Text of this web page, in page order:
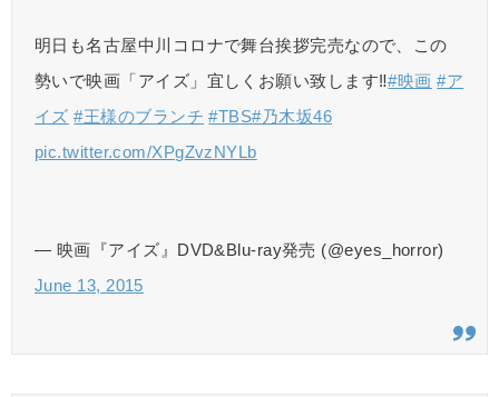
明日も名古屋中川コロナで舞台挨拶完売なので、この
勢いで映画「アイズ」宜しくお願い致します‼️#映画 #ア
イズ #王様のブランチ #TBS#乃木坂46
pic.twitter.com/XPgZvzNYLb
— 映画『アイズ』DVD&Blu-ray発売 (@eyes_horror)
June 13, 2015